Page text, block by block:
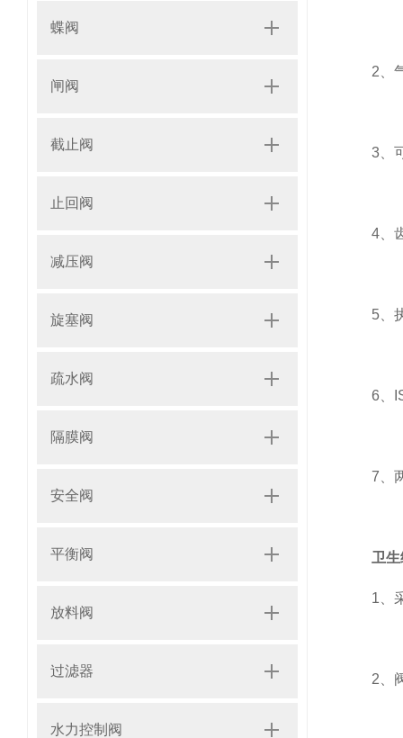
蝶阀
闸阀
截止阀
止回阀
减压阀
旋塞阀
疏水阀
隔膜阀
安全阀
平衡阀
放料阀
过滤器
水力控制阀
2、气
3、可
4、齿
5、执
6、
7、两
卫
1、采
2、阀